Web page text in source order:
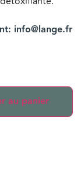
info@lange.fr
au panier